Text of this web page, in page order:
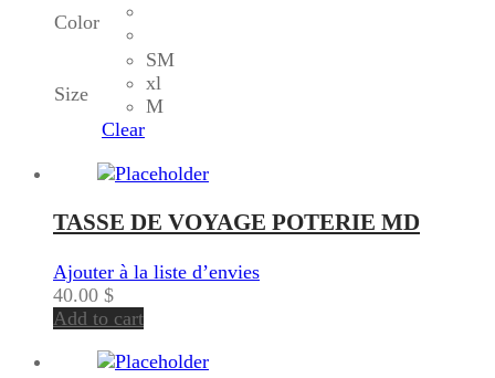
Color
Size
SM
xl
M
Clear
TASSE DE VOYAGE POTERIE MD
Ajouter à la liste d’envies
40.00 $
Add to cart